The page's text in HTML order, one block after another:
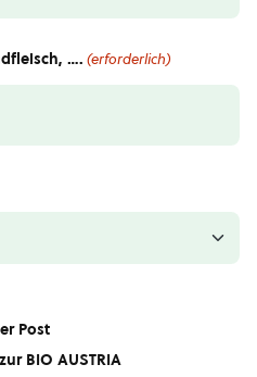
…. (erforderlich)
Post
BIO AUSTRIA